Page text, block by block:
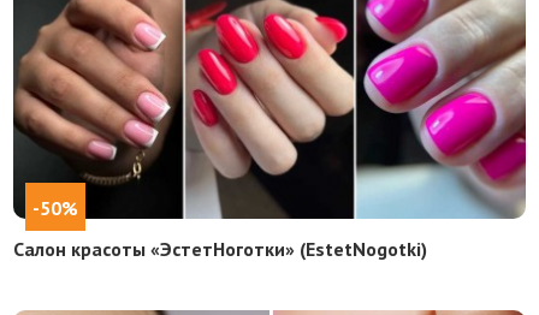
-50%
Салон красоты «ЭстетНоготки» (EstetNogotki)